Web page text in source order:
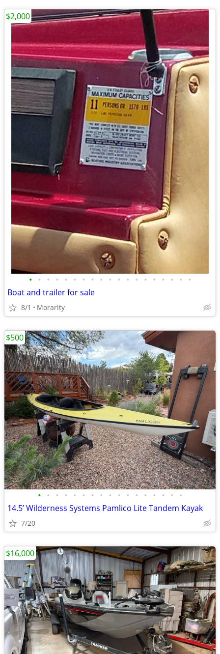
• • • • • • • • • • • • • • • • • • •
Boat and trailer for sale
8/1 Morarity
$2,000
• • • • • • • • • • • • • • • • •
14.5’ Wilderness Systems Pamlico Lite Tandem Kayak
7/20
$500
$16,000